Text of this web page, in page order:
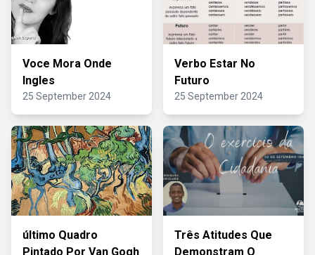
Voce Mora Onde
Ingles
25 September 2024
Verbo Estar No
Futuro
25 September 2024
último Quadro
Pintado Por Van Gogh
Três Atitudes Que
Demonstram O